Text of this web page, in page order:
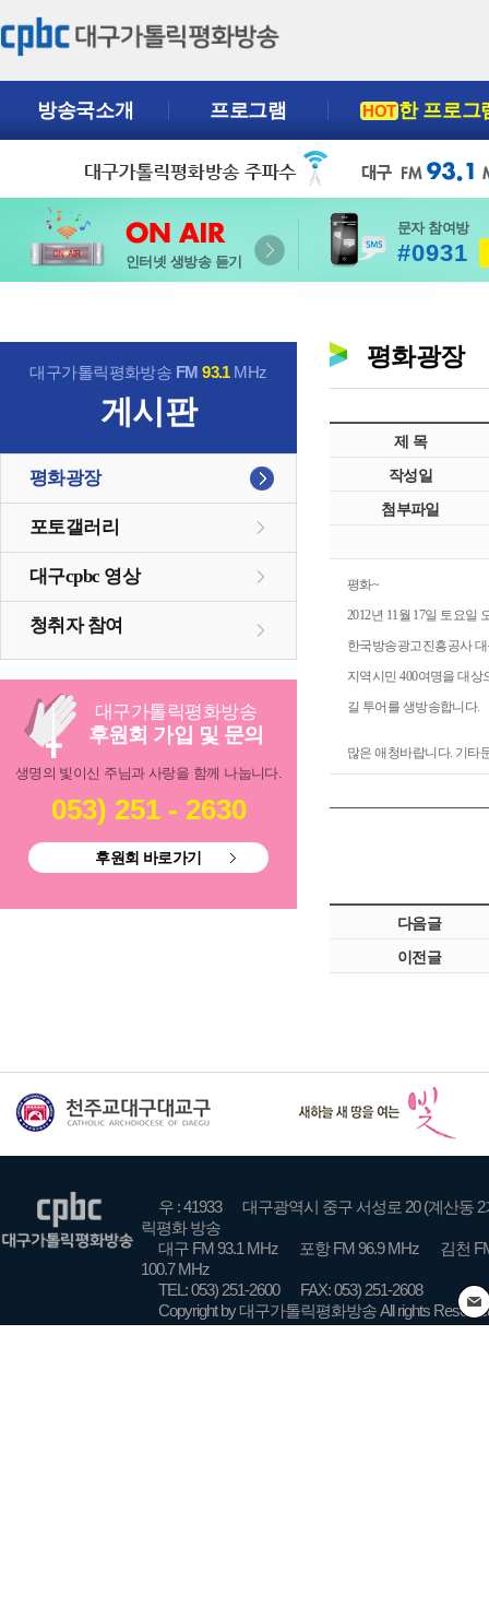
방송국소개 프로그램 HOT한 프로그
인터넷 생방송 듣기
문자 참여방
#0931
대구가톨릭평화방송 FM93.1MHz
게시판
평화광장
포토갤러리
대구cpbc 영상
청취자 참여
대구가톨릭평화방송
후원회 가입 및 문의
생명의 빛이신 주님과 사랑을 함께 나눕니다.
053) 251 - 2630
후원회 바로가기
평화광장
제 목
작성일
첨부파일
평화~
2012년 11월 17일 토요일
한국방송광고진흥공사
지역시민 400여명을 대
길 투어를 생방송합니다.
많은 애청바랍니다. 기타
다음글
이전글
우 : 41933
대구광역시 중구 서성로 20 (계산동 2
릭평화 방송
대구 FM 93.1 MHz
포항 FM 96.9 MHz
김천
100.7 MHz
TEL: 053) 251-2600
FAX: 053) 251-2608
Copyright by 대구가톨릭평화방송 All rights